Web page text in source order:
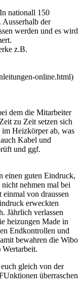
nationall 150
Ausserhalb der
werden und es wird
z.B.
online.html)
dem die Mitarbeiter
zu Zeit setzen sich
Heizkörper ab, was
Kabel und
und ggf.
einen guten Eindruck,
nehmen mal bei
von draussen
erweckten
Jährlich verlassen
heizungen Made in
Endkontrollen und
bewahren die Wibo
Wertarbeit.
gleich von der
überraschen